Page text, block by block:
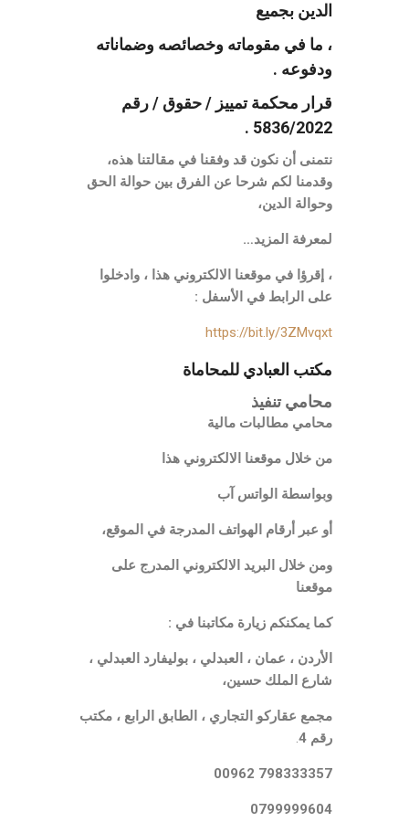
الدين بجميع
، ما في مقوماته وخصائصه وضماناته
ودفوعه .
قرار محكمة تمييز / حقوق / رقم
5836/2022 .
نتمنى أن نكون قد وفقنا في مقالتنا هذه،
وقدمنا لكم شرحا عن الفرق بين حوالة الحق
وحوالة الدين،
لمعرفة المزيد…
، إقرؤا في موقعنا الالكتروني هذا ، وادخلوا
على الرابط في الأسفل :
https://bit.ly/3ZMvqxt
مكتب العبادي للمحاماة
محامي تنفيذ
محامي مطالبات مالية
من خلال موقعنا الالكتروني هذا
وبواسطة الواتس آب
أو عبر أرقام الهواتف المدرجة في الموقع،
ومن خلال البريد الالكتروني المدرج على
موقعنا
كما يمكنكم زيارة مكاتبنا في :
الأردن ، عمان ، العبدلي ، بوليفارد العبدلي ،
شارع الملك حسين،
مجمع عقاركو التجاري ، الطابق الرابع ، مكتب
رقم 4
.
798333357 00962
0799999604